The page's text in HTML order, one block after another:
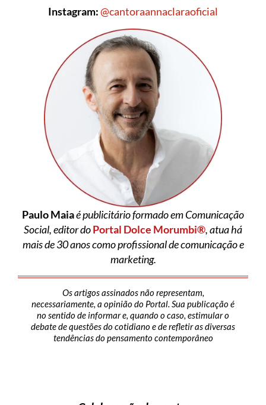
Instagram:@cantoraannaclaraoficial
Paulo Maiaé publicitário formado em Comunicação
Social, editor doPortal Dolce Morumbi®, atua há
mais de 30 anos como profissional de comunicação e
marketing.
Os artigos assinados não representam,
necessariamente, a opinião do Portal. Sua publicação é
no sentido de informar e, quando o caso, estimular o
debate de questões do cotidiano e de refletir as diversas
tendências do pensamento contemporâneo